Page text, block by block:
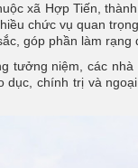
xã Hợp Tiến,
chức vụ quan
góp phần làm rạng
tưởng niệm, các
chính trị và